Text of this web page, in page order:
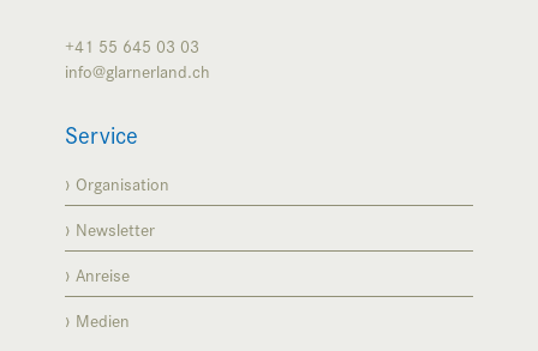
+41 55 645 03 03
info@glarnerland.ch
Service
Organisation
Newsletter
Anreise
Medien